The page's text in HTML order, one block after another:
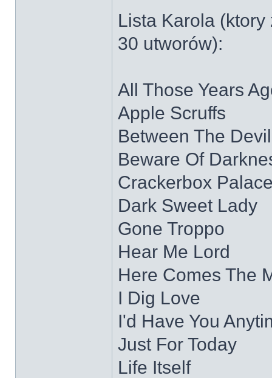
Lista Karola
30 utworów):
All Those Years
Apple Scruffs
Between The
Beware Of
Crackerbox
Dark Sweet Lady
Gone Troppo
Hear Me Lord
Here Comes The
I Dig Love
I'd Have You
Just For Today
Life Itself